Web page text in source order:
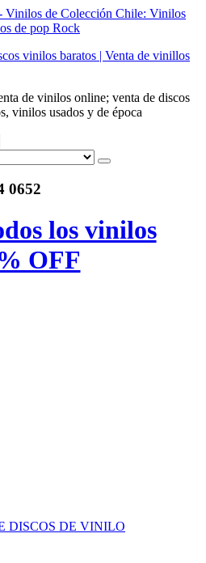
vinilos baratos | Venta de vinillos
de vinilos online; venta de discos
vinilos usados y de época
0652
los vinilos
OFF
DISCOS DE VINILO